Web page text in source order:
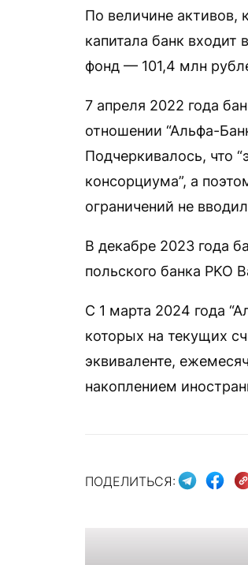
По величине активов,
капитала банк входит
фонд — 101,4 млн
7 апреля 2022 года
отношении “Альфа-
Подчеркивалось, что
консорциума”, а
ограничений не
В декабре 2023 года
польского банка PKO
С 1 марта 2024 года
которых на текущих
эквиваленте,
накоплением
ПОДЕЛИТЬСЯ: